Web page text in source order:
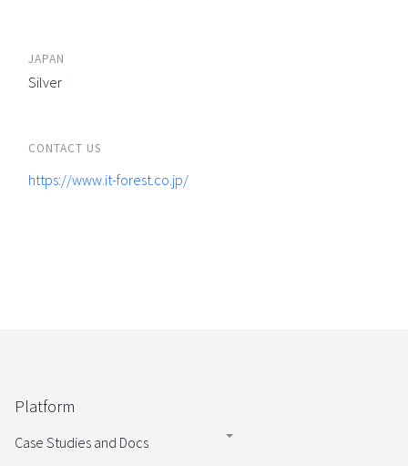
JAPAN
Silver
CONTACT US
https://www.it-forest.co.jp/
Platform
Case Studies and Docs